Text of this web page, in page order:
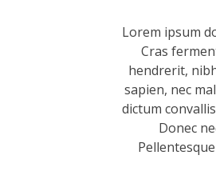
Lorem ipsum
Cras
hendrerit,
sapien, nec
dictum
Donec